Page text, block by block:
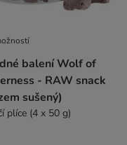
balení Wolf of
- RAW snack
sušený)
plíce (4 x 50 g)